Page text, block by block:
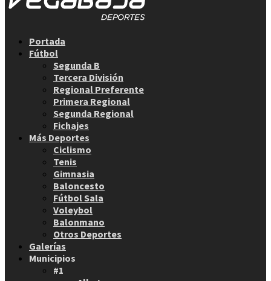
Portada
Fútbol
Segunda B
Tercera División
Regional Preferente
Primera Regional
Segunda Regional
Fichajes
Más Deportes
Ciclismo
Tenis
Gimnasia
Baloncesto
Fútbol Sala
Voleybol
Balonmano
Otros Deportes
Galerías
Municipios
#1